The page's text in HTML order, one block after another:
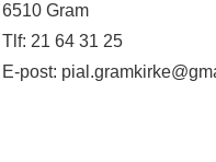
6510 Gram
Tlf: 21 64 31 25
E-post: